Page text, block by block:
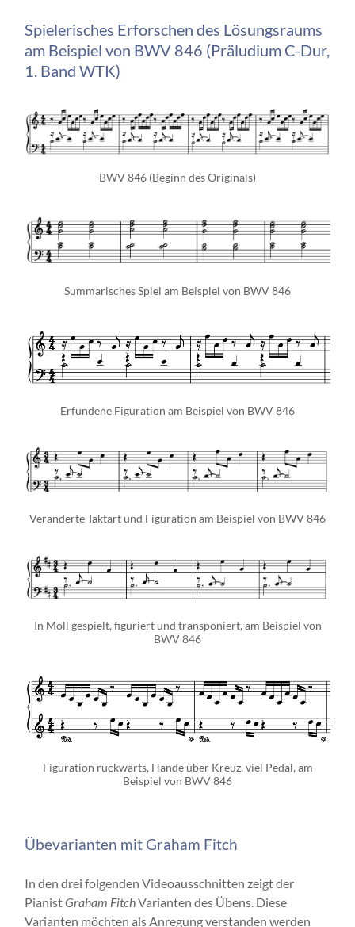
Spielerisches Erforschen des Lösungsraums
am Beispiel von BWV 846 (Präludium C-Dur,
1. Band WTK)
BWV 846 (Beginn des Originals)
Summarisches Spiel am Beispiel von BWV 846
Erfundene Figuration am Beispiel von BWV 846
Veränderte Taktart und Figuration am Beispiel von BWV 846
In Moll gespielt, figuriert und transponiert, am Beispiel von
BWV 846
Figuration rückwärts, Hände über Kreuz, viel Pedal, am
Beispiel von BWV 846
Übevarianten mit Graham Fitch
In den drei folgenden Videoausschnitten zeigt der
PianistGraham FitchVarianten des Übens. Diese
Varianten möchten als Anregung verstanden werden